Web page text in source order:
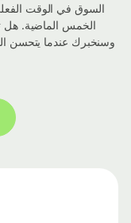
السوق في الوقت
الخمس الماضية. هل
وسنخبرك عندما يتحسن